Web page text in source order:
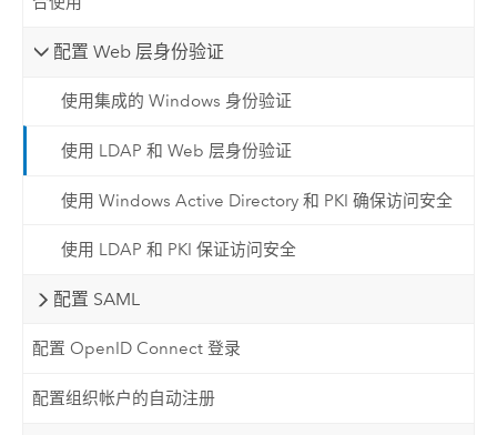
配置 Web 层身份验证
使用集成的 Windows 身份验证
使用 LDAP 和 Web 层身份验证
使用 Windows Active Directory 和 PKI 确保访问安全
使用 LDAP 和 PKI 保证访问安全
配置 SAML
配置 OpenID Connect 登录
配置组织帐户的自动注册